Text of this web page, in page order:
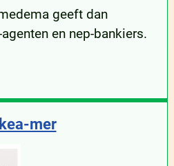
geeft dan
en nep-bankiers.
mer